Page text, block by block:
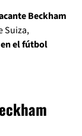
Beckham
Suiza,
el fútbol